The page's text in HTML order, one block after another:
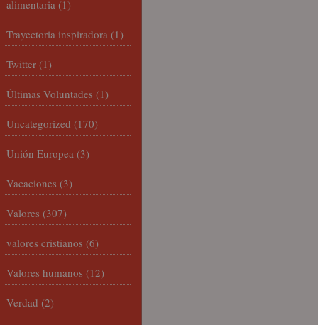
alimentaria (1)
Trayectoria inspiradora (1)
Twitter (1)
Últimas Voluntades (1)
Uncategorized (170)
Unión Europea (3)
Vacaciones (3)
Valores (307)
valores cristianos (6)
Valores humanos (12)
Verdad (2)